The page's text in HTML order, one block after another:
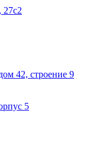
42, строение 9
5